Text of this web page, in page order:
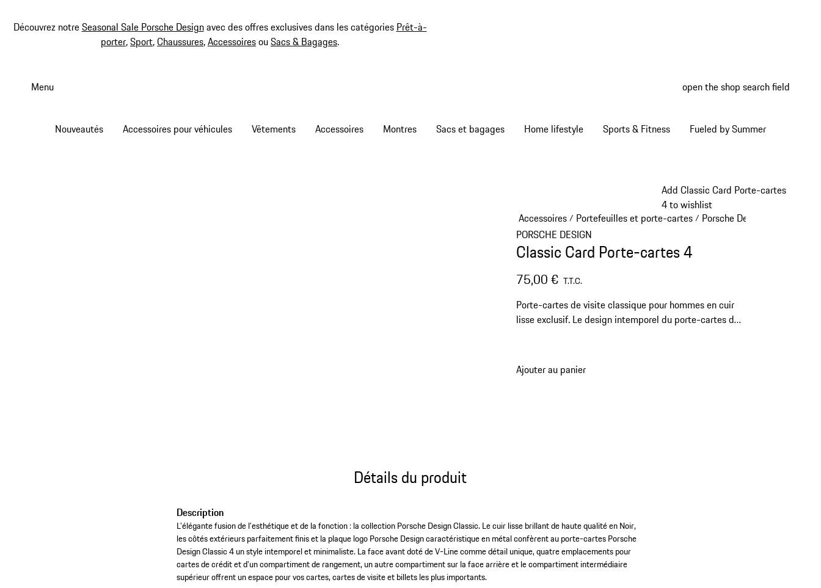
Découvrez notreSeasonal Sale Porsche Designavec des offres exclusives dans les catégories Prêt-à-
porter,Sport,Chaussures,AccessoiresouSacs & Bagages.
Menu open the shop search field
Nouveautés Accessoires pour véhicules Vêtements Accessoires Montres Sacs et bagages Home lifestyle Sports & Fitness Fueled by Summer
Add Classic Card Porte-cartes
4 to wishlist
Accessoires/ Portefeuilles et porte-cartes/ Porsche Design
PORSCHE DESIGN
Classic Card Porte-cartes 4
75,00 € T.T.C.
Porte-cartes de visite classique pour hommes en cuir
lisse exclusif. Le design intemporel du porte-cartes de
Ajouter au panier
Détails du produit
Description
L'élégante fusion de l'esthétique et de la fonction : la collection Porsche Design Classic. Le cuir lisse brillant de haute qualité en Noir,
les côtés extérieurs parfaitement finis et la plaque logo Porsche Design caractéristique en métal confèrent au porte-cartes Porsche
Design Classic 4 un style intemporel et minimaliste. La face avant doté de V-Line comme détail unique, quatre emplacements pour
cartes de crédit et d'un compartiment de rangement, un autre compartiment sur la face arrière et le compartiment intermédiaire
supérieur offrent un espace pour vos cartes, cartes de visite et billets les plus importants.